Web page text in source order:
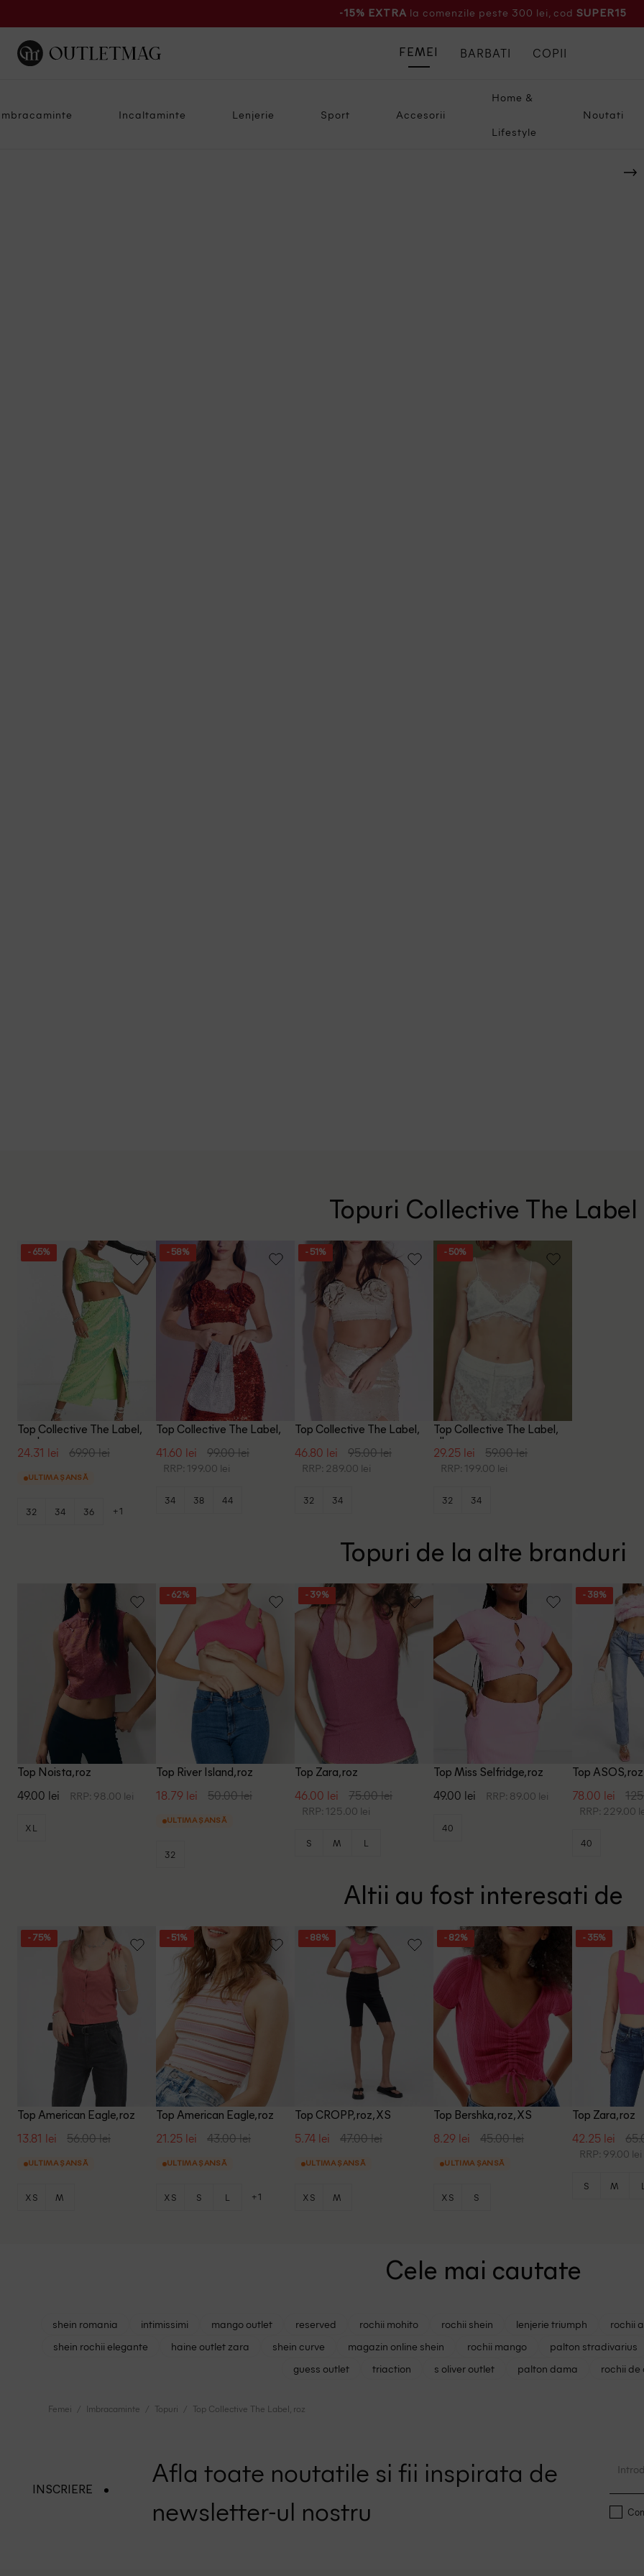
-15% EXTRA la comenzile peste 300 lei, cod SUPER15
Incaltaminte Lenjerie Sport Accesorii
Home &
Lifestyle
Noutati
FEMEI BARBATI COPII
Topuri Collective The Label
- 65%
Top Collective The Label,
verde
24.31 lei 69.90 lei
ULTIMA ȘANSĂ
32 34 36 +1
- 58%
Top Collective The Label,
41.60 lei 99.00 lei
RRP: 199.00 lei
34 38 44
- 51%
Top Collective The Label,
46.80 lei 95.00 lei
RRP: 289.00 lei
32 34
- 50%
Top Collective The Label,
alb
29.25 lei 59.00 lei
RRP: 199.00 lei
32 34
Topuri de la alte branduri
Top Noista, roz
49.00 lei RRP: 98.00 lei
XL
- 62%
Top River Island, roz
18.79 lei 50.00 lei
ULTIMA ȘANSĂ
32
- 39%
Top Zara, roz
46.00 lei 75.00 lei
RRP: 125.00 lei
S M L
Top Miss Selfridge, roz
49.00 lei RRP: 89.00 lei
40
- 38%
Top ASOS, roz
78.00 lei
RRP: 229.00
40
Altii au fost interesati de
- 75%
Top American Eagle, roz
13.81 lei 56.00 lei
ULTIMA ȘANSĂ
XS M
- 51%
Top American Eagle, roz
21.25 lei 43.00 lei
ULTIMA ȘANSĂ
XS S L +1
- 88%
Top CROPP, roz, XS
5.74 lei 47.00 lei
ULTIMA ȘANSĂ
XS M
- 82%
Top Bershka, roz, XS
8.29 lei 45.00 lei
ULTIMA ȘANSĂ
XS S
- 35%
Top Zara, roz
42.25 lei
RRP: 99.00 lei
S M L
Cele mai cautate
shein romania intimissimi mango outlet reserved rochii mohito rochii shein lenjerie triumph rochii
shein rochii elegante
haine outlet zara shein curve magazin online shein rochii mango palton stradivarius
guess outlet
triaction s oliver outlet palton dama rochii de
Femei Imbracaminte Topuri Top Collective The Label, roz
INSCRIERE
Afla toate noutatile si fii inspirata de
newsletter-ul nostru